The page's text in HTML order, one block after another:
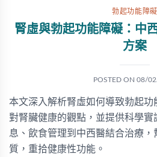
勃起功能障礙
腎虛與勃起功能障礙：中
方案
POSTED ON 08/
本文深入解析腎虛如何導致勃起
對腎臟健康的觀點，並提供科學
息、飲食管理到中西醫結合治療
質，重拾健康性功能。